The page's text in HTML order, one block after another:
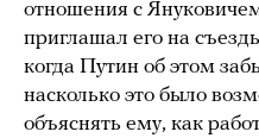
отношения с
приглашал его на
когда Путин об этом
насколько это было
объяснять ему, как